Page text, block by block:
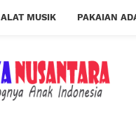
ALAT MUSIK PAKAIAN